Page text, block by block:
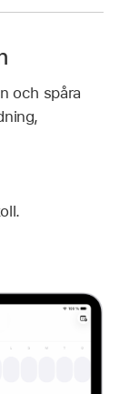
och spåra